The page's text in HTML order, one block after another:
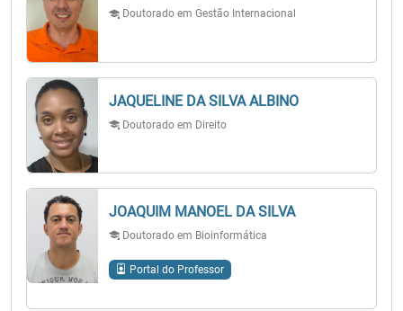
Doutorado em Gestão Internacional
JAQUELINE DA SILVA ALBINO
Doutorado em Direito
JOAQUIM MANOEL DA SILVA
Doutorado em Bioinformática
Portal do Professor